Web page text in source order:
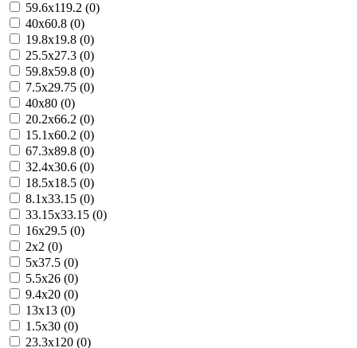
59.6x119.2 (0)
40x60.8 (0)
19.8x19.8 (0)
25.5x27.3 (0)
59.8x59.8 (0)
7.5x29.75 (0)
40x80 (0)
20.2x66.2 (0)
15.1x60.2 (0)
67.3x89.8 (0)
32.4x30.6 (0)
18.5x18.5 (0)
8.1x33.15 (0)
33.15x33.15 (0)
16x29.5 (0)
2x2 (0)
5x37.5 (0)
5.5x26 (0)
9.4x20 (0)
13x13 (0)
1.5x30 (0)
23.3x120 (0)